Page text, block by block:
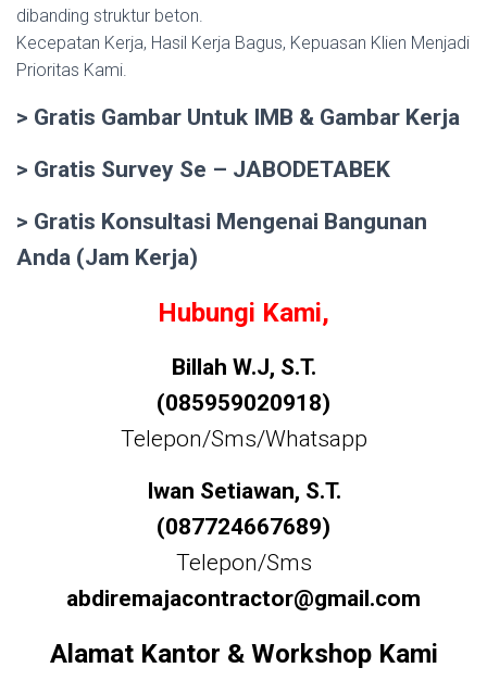
dibanding struktur beton.
Kecepatan Kerja, Hasil Kerja Bagus, Kepuasan Klien Menjadi
Prioritas Kami.
> Gratis Gambar Untuk IMB & Gambar Kerja
> Gratis Survey Se – JABODETABEK
> Gratis Konsultasi Mengenai Bangunan
Anda (Jam Kerja)
Hubungi Kami,
Billah W.J, S.T.
(085959020918)
Telepon/Sms/Whatsapp
Iwan Setiawan, S.T.
(087724667689)
Telepon/Sms
abdiremajacontractor@gmail.com
Alamat Kantor & Workshop Kami